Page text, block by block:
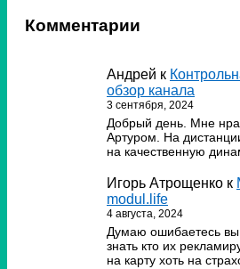
Комментарии
Андрей к
обзор канала
3 сентября, 2024
Добрый день. Мне
Артуром. На
на качественную
Игорь Атрощенко к
modul.life
4 августа, 2024
Думаю ошибаетесь вы
знать кто их
на карту хоть на